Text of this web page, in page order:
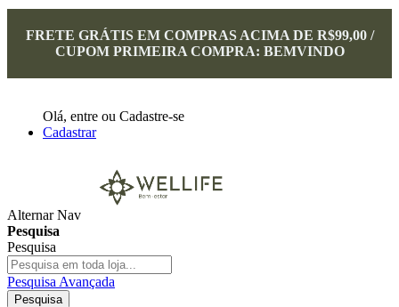
FRETE GRÁTIS EM COMPRAS ACIMA DE R$99,00 /
CUPOM PRIMEIRA COMPRA: BEMVINDO
Olá, entre ou Cadastre-se
Cadastrar
Alternar Nav
Pesquisa
Pesquisa
Pesquisa Avançada
Pesquisa